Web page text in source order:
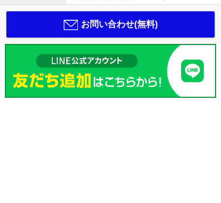
お問い合わせ(無料)